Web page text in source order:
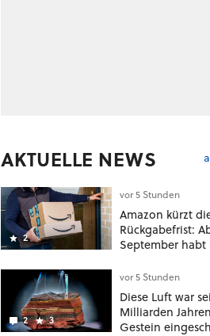
AKTUELLE NEWS
2
vor 5 Stunden
Amazon kürzt
Rückgabefrist:
September
Tage
2 3
vor 5 Stunden
Diese Luft war
Milliarden
Gestein